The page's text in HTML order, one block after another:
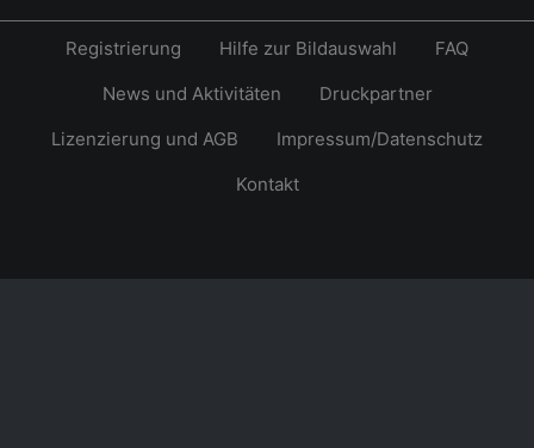
Registrierung Hilfe zur Bildauswahl
FAQ
News und Aktivitäten
Druckpartner
Lizenzierung und AGB
Impressum/Datenschutz
Kontakt